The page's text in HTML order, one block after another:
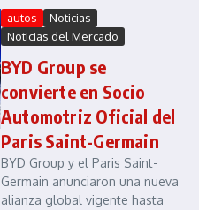
autos
Noticias
Noticias del Mercado
BYD Group se
convierte en Socio
Automotriz Oficial del
Paris Saint-Germain
BYD Group y el Paris Saint-
Germain anunciaron una nueva
alianza global vigente hasta